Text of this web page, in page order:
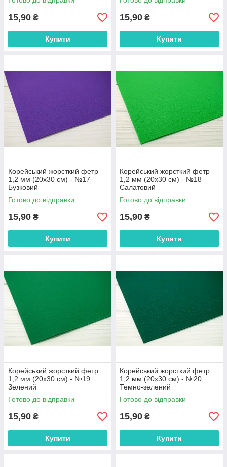
15,90 ₴
Купити
15,90 ₴
Купити
Корейський жорсткий фетр
1,2 мм (20х30 см) - №17
Бузковий
Готово до відправки
15,90 ₴
Купити
Корейський жорсткий фетр
1,2 мм (20х30 см) - №18
Салатовий
Готово до відправки
15,90 ₴
Купити
Корейський жорсткий фетр
1,2 мм (20х30 см) - №19
Зелений
Готово до відправки
15,90 ₴
Купити
Корейський жорсткий фетр
1,2 мм (20х30 см) - №20
Темно-зелений
Готово до відправки
15,90 ₴
Купити